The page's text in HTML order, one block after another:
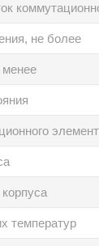
не более
менее
температур